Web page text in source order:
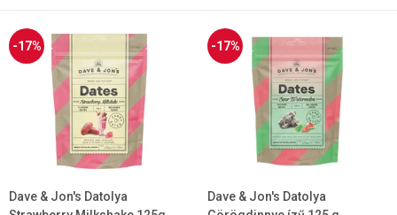
-17%
Dave & Jon's Datolya
-17%
Dave & Jon's Datolya